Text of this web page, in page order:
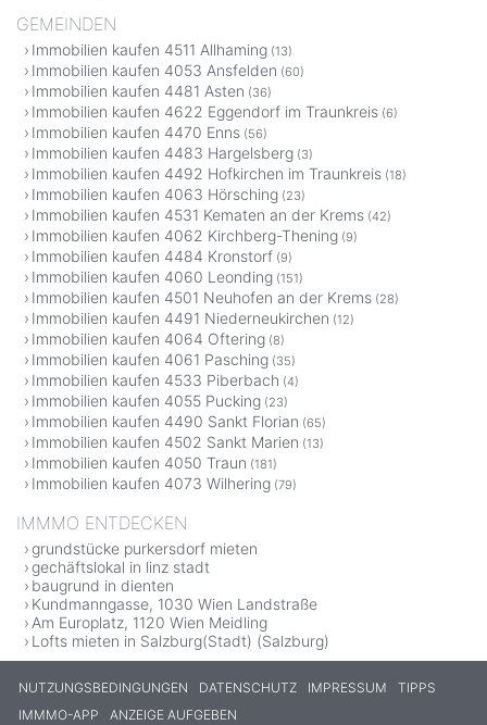
GEMEINDEN
Immobilien kaufen 4511 Allhaming (13)
Immobilien kaufen 4053 Ansfelden (60)
Immobilien kaufen 4481 Asten (36)
Immobilien kaufen 4622 Eggendorf im Traunkreis (6)
Immobilien kaufen 4470 Enns (56)
Immobilien kaufen 4483 Hargelsberg (3)
Immobilien kaufen 4492 Hofkirchen im Traunkreis (18)
Immobilien kaufen 4063 Hörsching (23)
Immobilien kaufen 4531 Kematen an der Krems (42)
Immobilien kaufen 4062 Kirchberg-Thening (9)
Immobilien kaufen 4484 Kronstorf (9)
Immobilien kaufen 4060 Leonding (151)
Immobilien kaufen 4501 Neuhofen an der Krems (28)
Immobilien kaufen 4491 Niederneukirchen (12)
Immobilien kaufen 4064 Oftering (8)
Immobilien kaufen 4061 Pasching (35)
Immobilien kaufen 4533 Piberbach (4)
Immobilien kaufen 4055 Pucking (23)
Immobilien kaufen 4490 Sankt Florian (65)
Immobilien kaufen 4502 Sankt Marien (13)
Immobilien kaufen 4050 Traun (181)
Immobilien kaufen 4073 Wilhering (79)
IMMMO ENTDECKEN
grundstücke purkersdorf mieten
gechäftslokal in linz stadt
baugrund in dienten
Kundmanngasse, 1030 Wien Landstraße
Am Europlatz, 1120 Wien Meidling
Lofts mieten in Salzburg(Stadt) (Salzburg)
NUTZUNGSBEDINGUNGEN DATENSCHUTZ IMPRESSUM
TIPPS
IMMMO-APP
ANZEIGE AUFGEBEN